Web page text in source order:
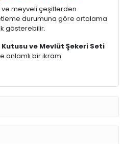
ve meyveli çeşitlerden
durumuna göre ortalama
gösterebilir.
ve Mevlüt Şekeri Seti
anlamlı bir ikram